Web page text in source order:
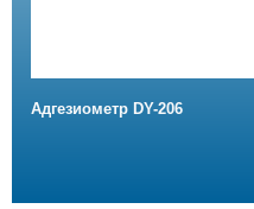
Адгезиометр DY-206